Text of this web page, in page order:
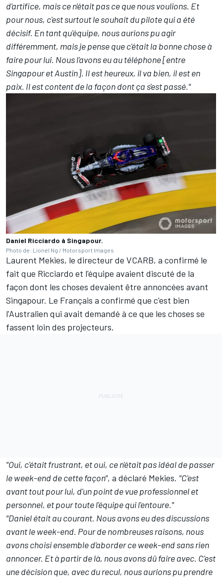
d'artifice, mais ce n'était pas ce que nous voulions. Et
pour nous, c'est surtout le souhait du pilote qui a été
décisif. En tant qu'équipe, nous aurions pu agir
différemment, mais je pense que c'était la bonne chose à
faire pour lui. Nous l'avons eu au téléphone [entre
Singapour et Austin]. Il est heureux, il va bien, il est en
paix. Il est content de la façon dont ça s'est passé."
Daniel Ricciardo à Singapour.
Photo de: Lionel Ng / Motorsport Images
Laurent Mekies, le directeur de VCARB, a confirmé le
fait que Ricciardo et l'équipe avaient discuté de la
façon dont les choses devaient être annoncées avant
Singapour. Le Français a confirmé que c'est bien
l'Australien qui avait demandé à ce que les choses se
fassent loin des projecteurs.
"Oui, c'était frustrant, et oui, ce n'était pas idéal de passer
le week-end de cette façon", a déclaré Mekies. "C'est
avant tout pour lui, d'un point de vue professionnel et
personnel, et pour toute l'équipe qui l'entoure."
"Daniel était au courant. Nous avons eu des discussions
avant le week-end. Pour de nombreuses raisons, nous
avons choisi ensemble d'aborder ce week-end sans rien
annoncer. Et à partir de là, nous avons dû faire avec. C'est
une décision que, avec du recul, nous aurions pu prendre